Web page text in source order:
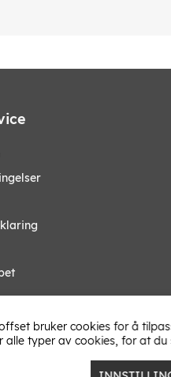
det kan forekomme feil.
bruker cookies for å
typer av cookies, for at